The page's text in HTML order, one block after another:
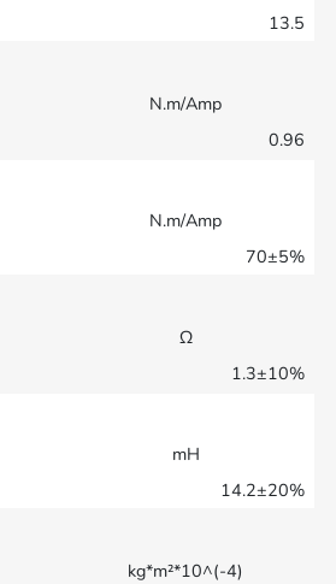
13.5
N.m/Amp
0.96
N.m/Amp
70±5%
Ω
1.3±10%
mH
14.2±20%
kg*m²*10^(-4)